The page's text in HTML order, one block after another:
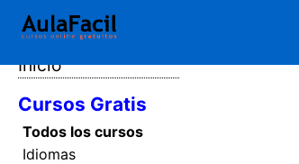
Inicio
Cursos Gratis
Todos los cursos
Idiomas